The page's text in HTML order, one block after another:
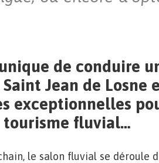
de conduire
Saint Jean de Losne
exceptionnelles
tourisme fluvial…
le salon fluvial se déroule